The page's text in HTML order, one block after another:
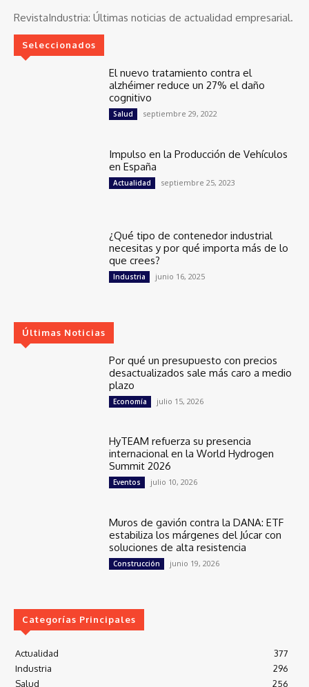
RevistaIndustria: Últimas noticias de actualidad empresarial.
Seleccionados
El nuevo tratamiento contra el
alzhéimer reduce un 27% el daño
cognitivo
Salud septiembre 29, 2022
Impulso en la Producción de Vehículos
en España
Actualidad septiembre 25, 2023
¿Qué tipo de contenedor industrial
necesitas y por qué importa más de lo
que crees?
Industria junio 16, 2025
Últimas Noticias
Por qué un presupuesto con precios
desactualizados sale más caro a medio
plazo
Economía julio 15, 2026
HyTEAM refuerza su presencia
internacional en la World Hydrogen
Summit 2026
Eventos julio 10, 2026
Muros de gavión contra la DANA: ETF
estabiliza los márgenes del Júcar con
soluciones de alta resistencia
Construcción junio 19, 2026
Categorías Principales
Actualidad
377
Industria
296
Salud
256